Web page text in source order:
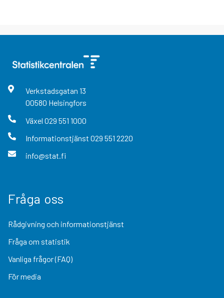
Verkstadsgatan 13
00580 Helsingfors
Växel 029 551 1000
Informationstjänst 029 551 2220
info@stat.fi
Fråga oss
Rådgivning och informationstjänst
Fråga om statistik
Vanliga frågor (FAQ)
För media